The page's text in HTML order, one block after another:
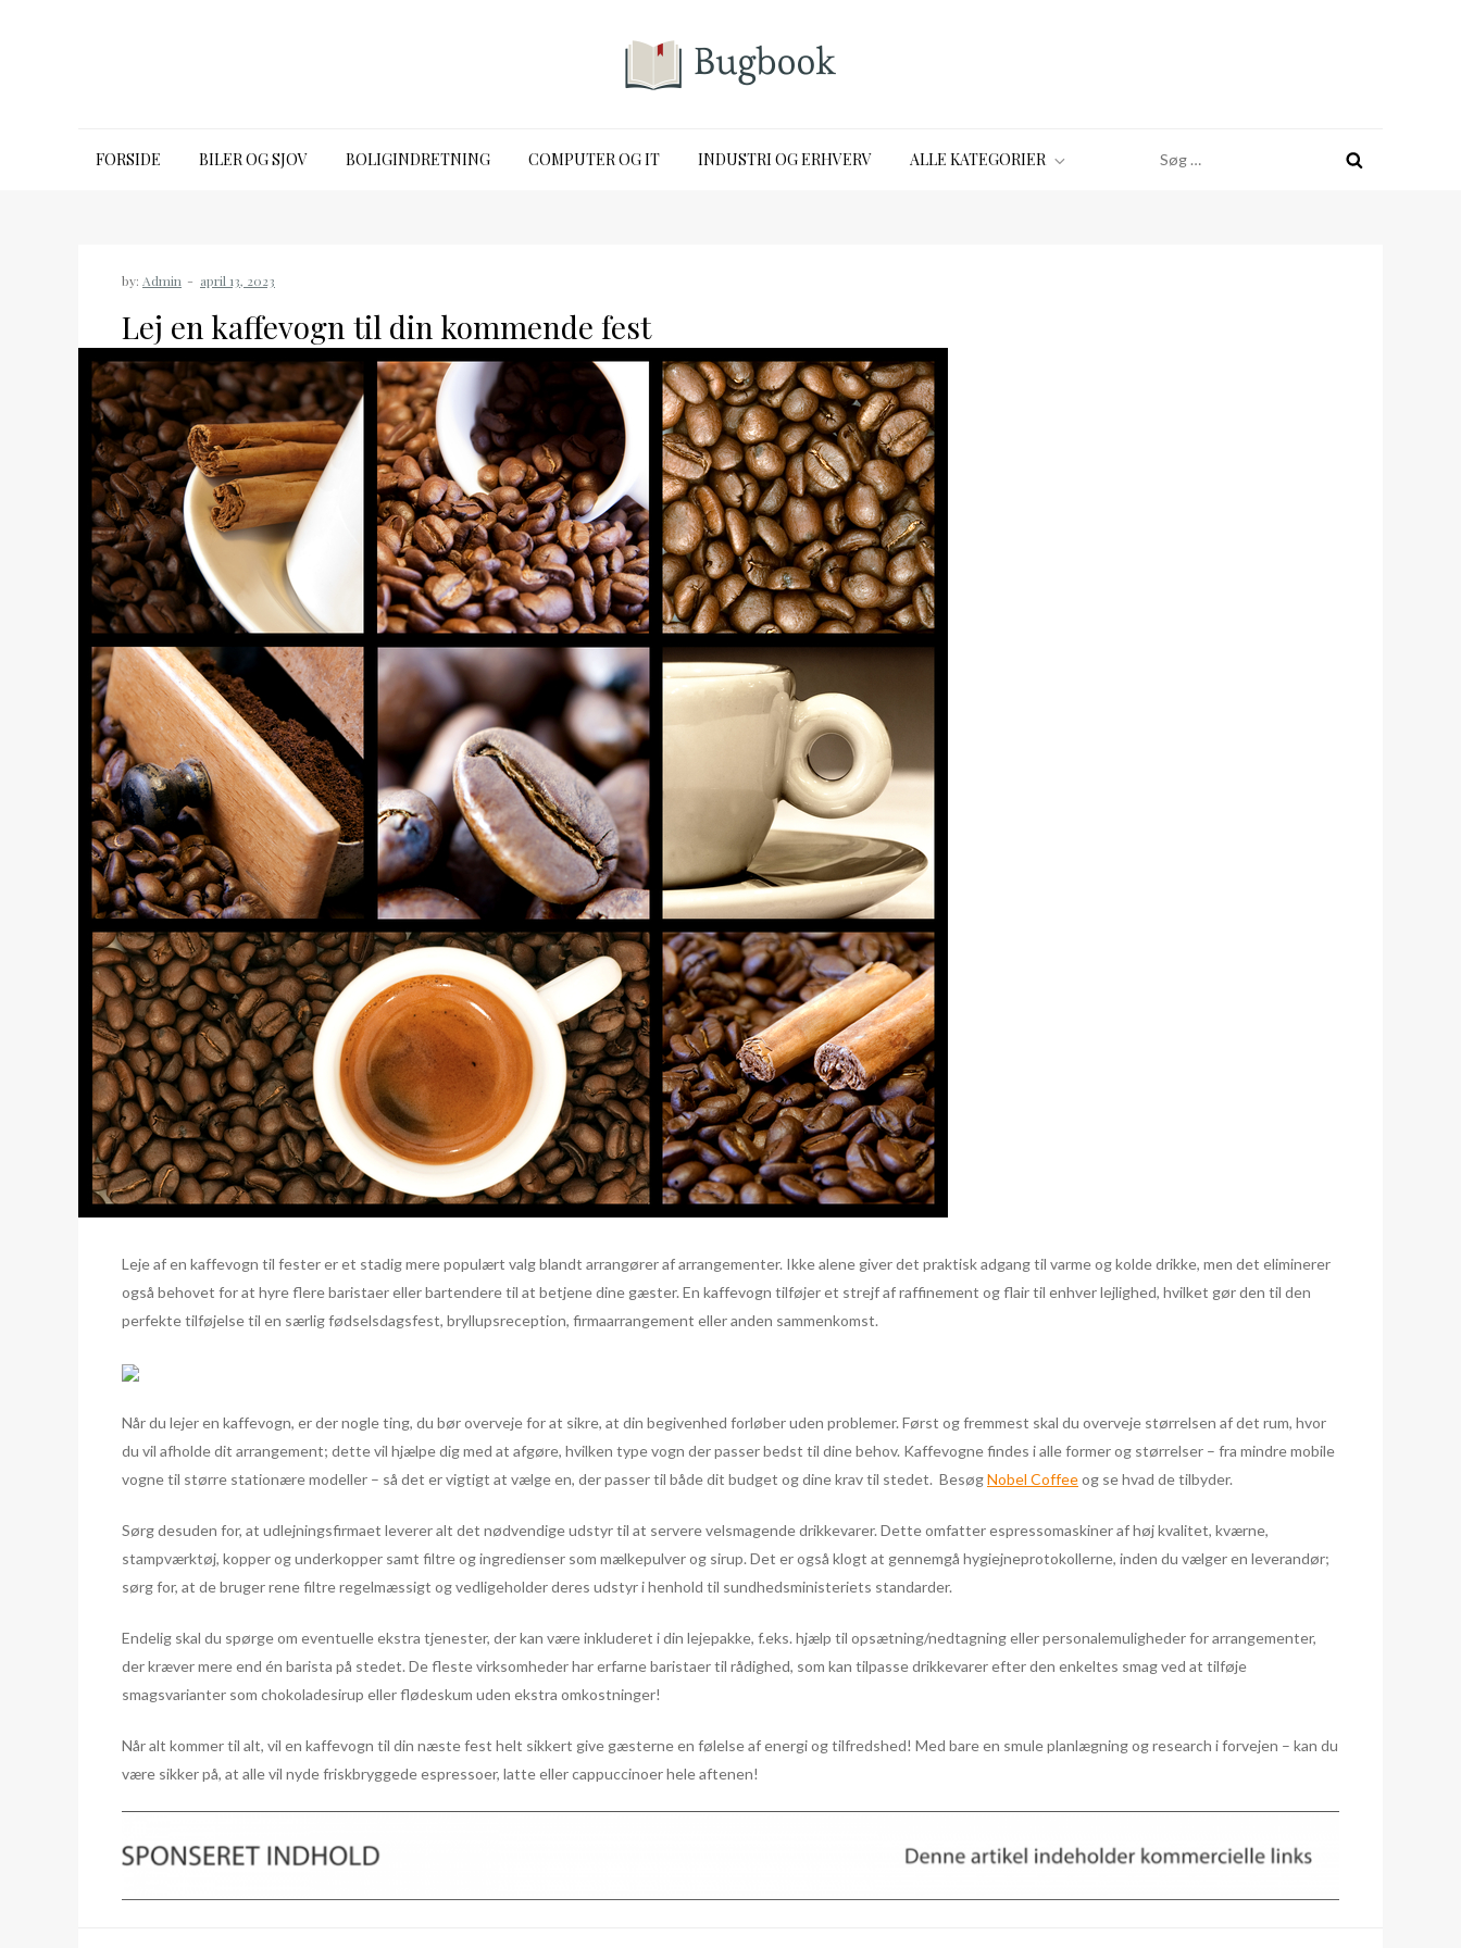
FORSIDE BILER OG SJOV BOLIGINDRETNING COMPUTER OG IT INDUSTRI OG ERHVERV ALLE KATEGORIER
efter:
by: Admin
Lej en kaffevogn til din kommende fest
Leje af en kaffevogn til fester er et stadig mere populært valg blandt arrangører af arrangementer. Ikke alene giver det praktisk adgang til varme og kolde drikke, men det eliminerer
også behovet for at hyre flere baristaer eller bartendere til at betjene dine gæster. En kaffevogn tilføjer et strejf af raffinement og flair til enhver lejlighed, hvilket gør den til den
perfekte tilføjelse til en særlig fødselsdagsfest, bryllupsreception, firmaarrangement eller anden sammenkomst.
Når du lejer en kaffevogn, er der nogle ting, du bør overveje for at sikre, at din begivenhed forløber uden problemer. Først og fremmest skal du overveje størrelsen af det rum, hvor
du vil afholde dit arrangement; dette vil hjælpe dig med at afgøre, hvilken type vogn der passer bedst til dine behov. Kaffevogne findes i alle former og størrelser – fra mindre mobile
vogne til større stationære modeller – så det er vigtigt at vælge en, der passer til både dit budget og dine krav til stedet. BesøgNobel Coffeeog se hvad de tilbyder.
Sørg desuden for, at udlejningsfirmaet leverer alt det nødvendige udstyr til at servere velsmagende drikkevarer. Dette omfatter espressomaskiner af høj kvalitet, kværne,
stampværktøj, kopper og underkopper samt filtre og ingredienser som mælkepulver og sirup. Det er også klogt at gennemgå hygiejneprotokollerne, inden du vælger en leverandør;
sørg for, at de bruger rene filtre regelmæssigt og vedligeholder deres udstyr i henhold til sundhedsministeriets standarder.
Endelig skal du spørge om eventuelle ekstra tjenester, der kan være inkluderet i din lejepakke, f.eks. hjælp til opsætning/nedtagning eller personalemuligheder for arrangementer,
der kræver mere end én barista på stedet. De fleste virksomheder har erfarne baristaer til rådighed, som kan tilpasse drikkevarer efter den enkeltes smag ved at tilføje
smagsvarianter som chokoladesirup eller flødeskum uden ekstra omkostninger!
Når alt kommer til alt, vil en kaffevogn til din næste fest helt sikkert give gæsterne en følelse af energi og tilfredshed! Med bare en smule planlægning og research i forvejen – kan du
være sikker på, at alle vil nyde friskbryggede espressoer, latte eller cappuccinoer hele aftenen!